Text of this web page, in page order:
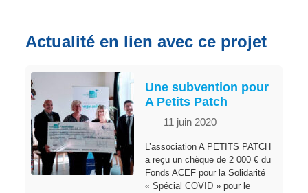
Actualité en lien avec ce projet
Une subvention pour
A Petits Patch
11 juin 2020
L’association A PETITS PATCH
a reçu un chèque de 2 000 € du
Fonds ACEF pour la Solidarité
« Spécial COVID » pour le